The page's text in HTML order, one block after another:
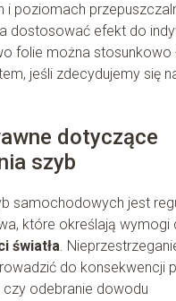
i poziomach
dostosować efekt do
folie można stosunkowo
jeśli zdecydujemy się
dotyczące
szyb
samochodowych jest
które określają
światła.
do konsekwencji
odebranie dowodu